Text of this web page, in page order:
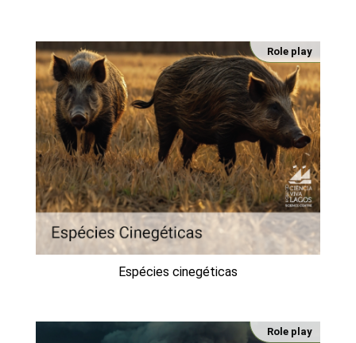
Espécies cinegéticas
Role play
Role play